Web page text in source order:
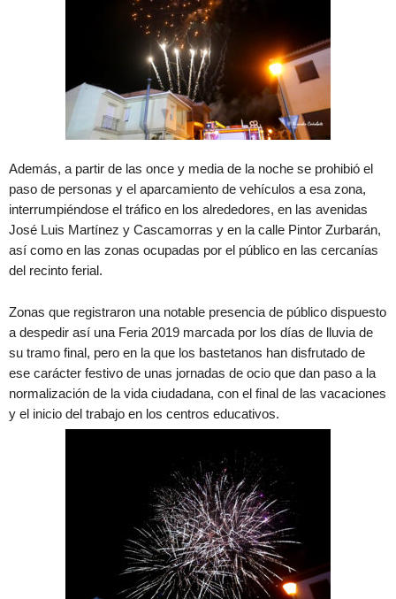
Además, a partir de las once y media de la noche se prohibió el
paso de personas y el aparcamiento de vehículos a esa zona,
interrumpiéndose el tráfico en los alrededores, en las avenidas
José Luis Martínez y Cascamorras y en la calle Pintor Zurbarán,
así como en las zonas ocupadas por el público en las cercanías
del recinto ferial.
Zonas que registraron una notable presencia de público dispuesto
a despedir así una Feria 2019 marcada por los días de lluvia de
su tramo final, pero en la que los bastetanos han disfrutado de
ese carácter festivo de unas jornadas de ocio que dan paso a la
normalización de la vida ciudadana, con el final de las vacaciones
y el inicio del trabajo en los centros educativos.